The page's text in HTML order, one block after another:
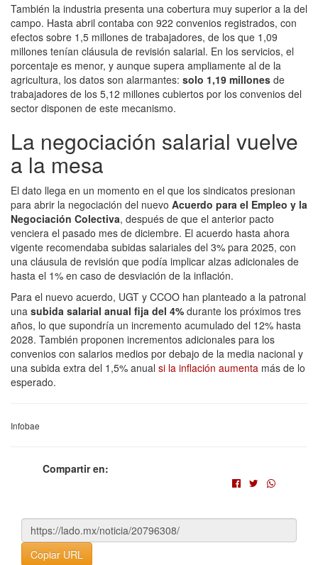
También la industria presenta una cobertura muy superior a la del
campo. Hasta abril contaba con 922 convenios registrados, con
efectos sobre 1,5 millones de trabajadores, de los que 1,09
millones tenían cláusula de revisión salarial. En los servicios, el
porcentaje es menor, y aunque supera ampliamente al de la
agricultura, los datos son alarmantes: solo 1,19 millones de
trabajadores de los 5,12 millones cubiertos por los convenios del
sector disponen de este mecanismo.
La negociación salarial vuelve
a la mesa
El dato llega en un momento en el que los sindicatos presionan
para abrir la negociación del nuevo Acuerdo para el Empleo y la
Negociación Colectiva, después de que el anterior pacto
venciera el pasado mes de diciembre. El acuerdo hasta ahora
vigente recomendaba subidas salariales del 3% para 2025, con
una cláusula de revisión que podía implicar alzas adicionales de
hasta el 1% en caso de desviación de la inflación.
Para el nuevo acuerdo, UGT y CCOO han planteado a la patronal
una subida salarial anual fija del 4% durante los próximos tres
años, lo que supondría un incremento acumulado del 12% hasta
2028. También proponen incrementos adicionales para los
convenios con salarios medios por debajo de la media nacional y
una subida extra del 1,5% anual si la inflación aumenta más de lo
esperado.
Infobae
Compartir en:
Copiar URL